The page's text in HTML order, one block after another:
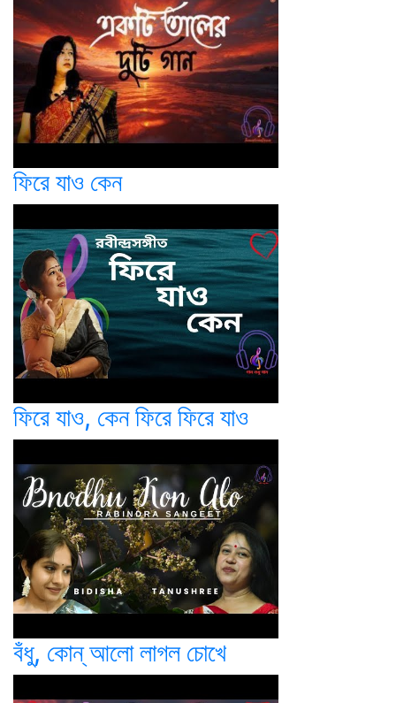
ফিরে যাও কেন
ফিরে যাও, কেন ফিরে ফিরে যাও
বঁধু, কোন্ আলো লাগল চোখে